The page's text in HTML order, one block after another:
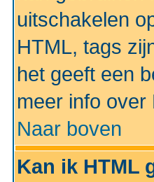
uitschakelen
HTML, tags
het geeft een
meer info over
Naar boven
Kan ik HTML